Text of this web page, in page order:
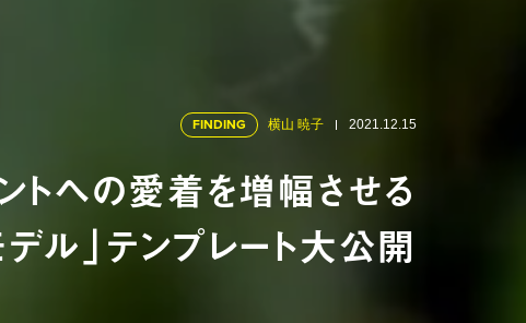
FINDING 横山 暁子 2021.12.15
トへの愛着を増幅させる
デル」テンプレート大公開